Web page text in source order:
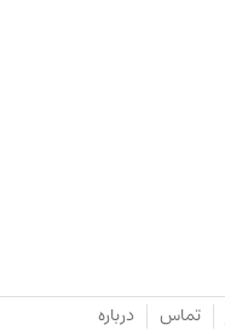
تماس درباره